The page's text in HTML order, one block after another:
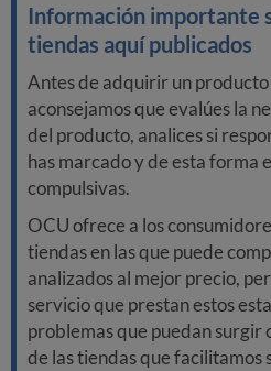
Información importante
tiendas aquí publicados
Antes de adquirir un
aconsejamos que evalúes la
del producto, analices si
has marcado y de esta forma
compulsivas.
OCU ofrece a los
tiendas en las que puede
analizados al mejor precio,
servicio que prestan estos
problemas que puedan surgir
de las tiendas que facilitamos